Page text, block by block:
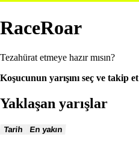
RaceRoar
Tezahürat etmeye hazır mısın?
Koşucunun yarışını seç ve takip et
Yaklaşan yarışlar
Tarih En yakın